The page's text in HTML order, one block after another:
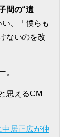
間の“遺
い、「僕らも
ないのを改
。
思えるCM
中居正広が仲